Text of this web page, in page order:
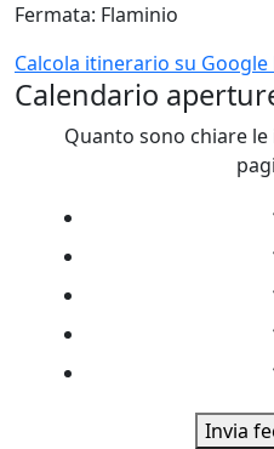
Fermata: Flaminio
Calcola itinerario su Google
Calendario
Quanto sono chiare
Invia